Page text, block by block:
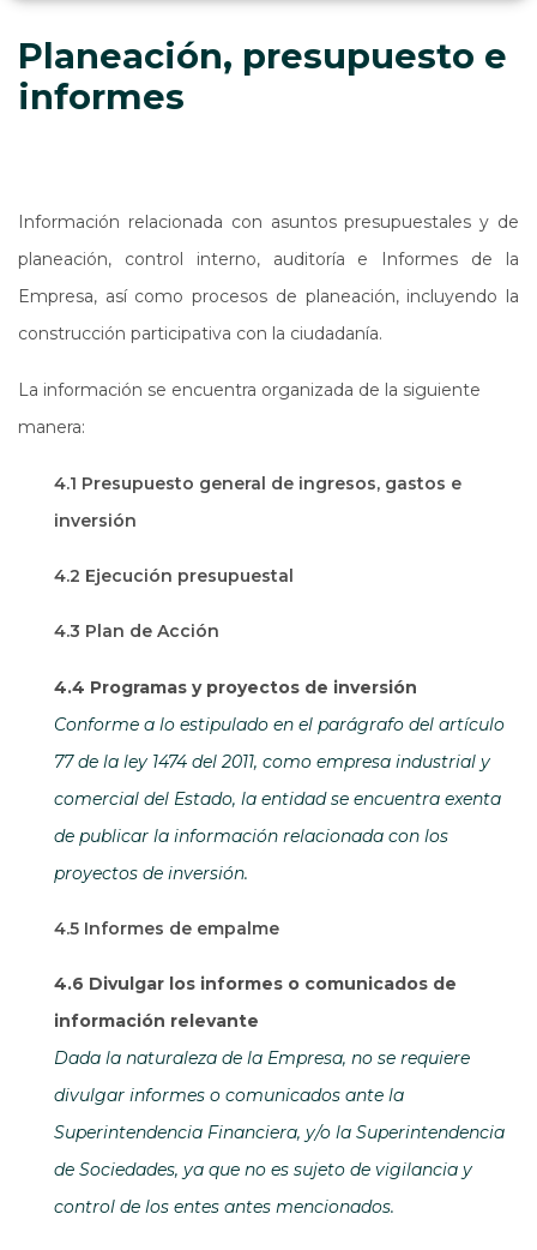
Planeación, presupuesto e
informes
Información relacionada con asuntos presupuestales y de
planeación, control interno, auditoría e Informes de la
Empresa, así como procesos de planeación, incluyendo la
construcción participativa con la ciudadanía.
La información se encuentra organizada de la siguiente
manera:
4.1 Presupuesto general de ingresos, gastos e
inversión
4.2 Ejecución presupuestal
4.3 Plan de Acción
4.4 Programas y proyectos de inversión
Conforme a lo estipulado en el parágrafo del artículo
77 de la ley 1474 del 2011, como empresa industrial y
comercial del Estado, la entidad se encuentra exenta
de publicar la información relacionada con los
proyectos de inversión.
4.5 Informes de empalme
4.6 Divulgar los informes o comunicados de
información relevante
Dada la naturaleza de la Empresa, no se requiere
divulgar informes o comunicados ante la
Superintendencia Financiera, y/o la Superintendencia
de Sociedades, ya que no es sujeto de vigilancia y
control de los entes antes mencionados.